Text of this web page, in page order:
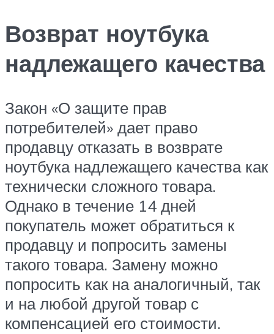
Возврат ноутбука
надлежащего качества
Закон «О защите прав
потребителей» дает право
продавцу отказать в возврате
ноутбука надлежащего качества как
технически сложного товара.
Однако в течение 14 дней
покупатель может обратиться к
продавцу и попросить замены
такого товара. Замену можно
попросить как на аналогичный, так
и на любой другой товар с
компенсацией его стоимости.